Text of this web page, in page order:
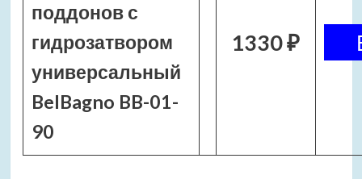
поддонов с
гидрозатвором
универсальный
BelBagno BB-01-
90
1330 ₽